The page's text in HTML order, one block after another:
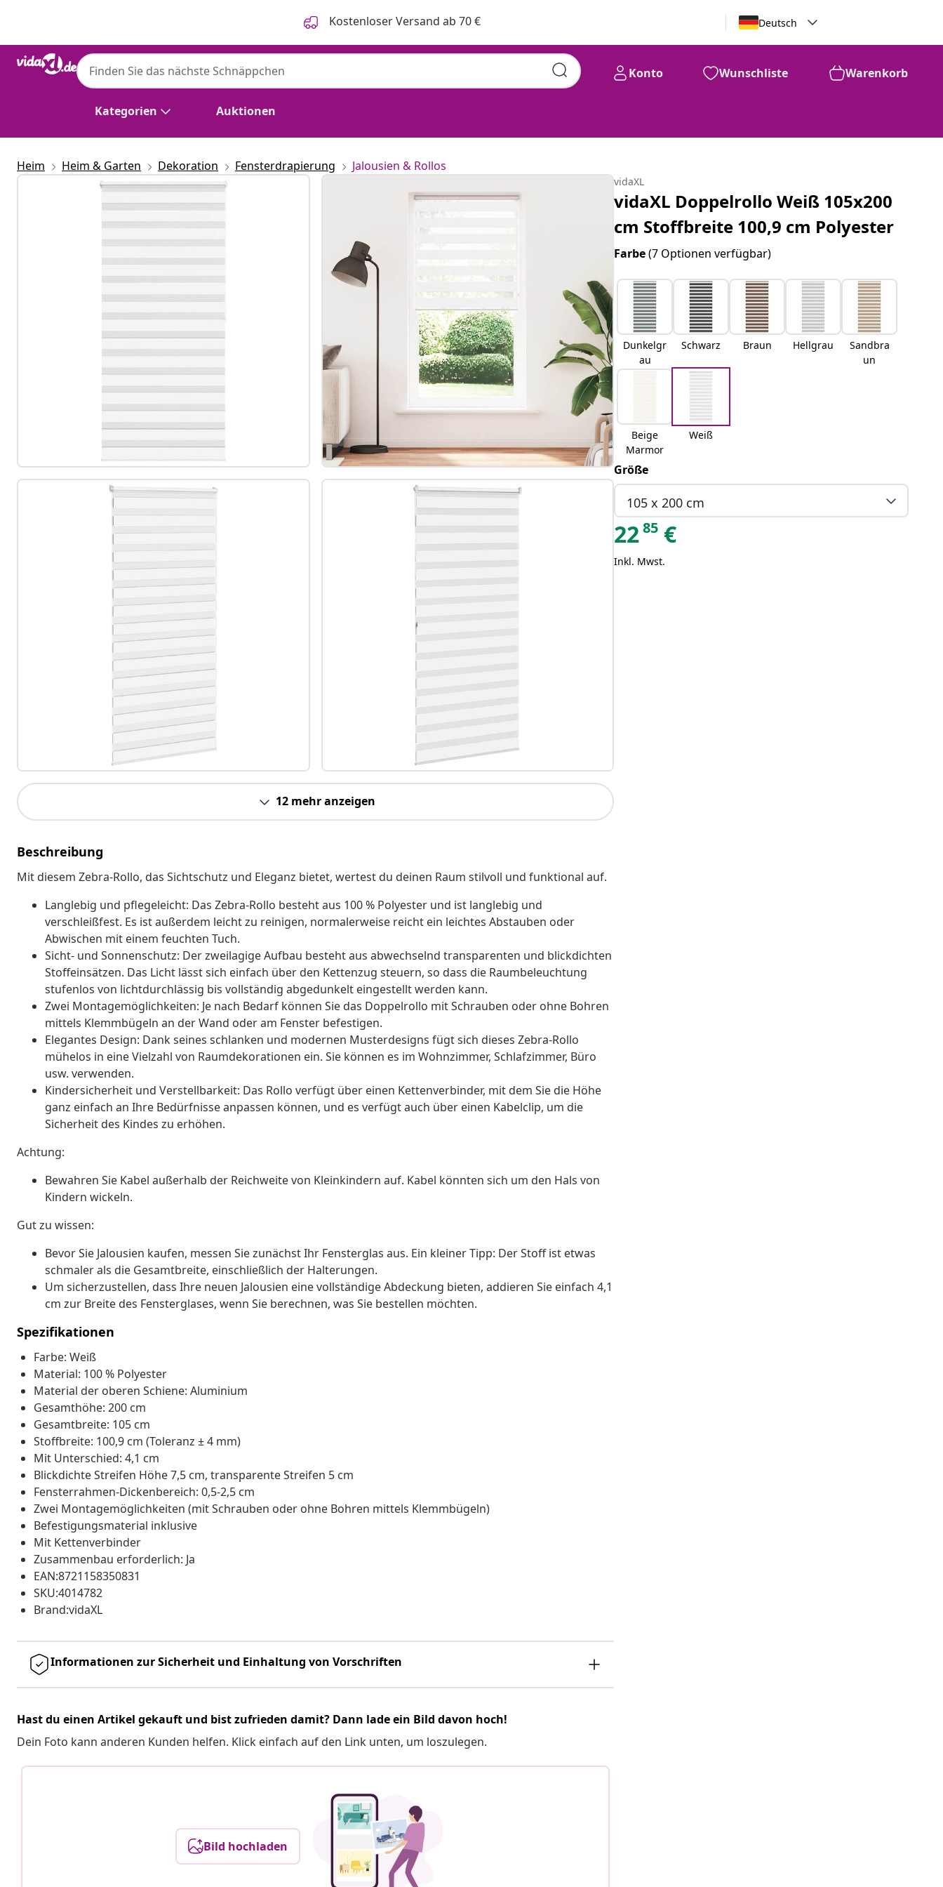
Kostenloser Versand ab 70 € Deutsch
Kategorien Auktionen
Konto Wunschliste Warenkorb
Heim Heim & Garten Dekoration Fensterdrapierung Jalousien & Rollos
12 mehr anzeigen
Beschreibung
Mit diesem Zebra-Rollo, das Sichtschutz und Eleganz bietet, wertest du deinen Raum stilvoll und funktional auf.
Langlebig und pflegeleicht: Das Zebra-Rollo besteht aus 100 % Polyester und ist langlebig und
verschleißfest. Es ist außerdem leicht zu reinigen, normalerweise reicht ein leichtes Abstauben oder
Abwischen mit einem feuchten Tuch.
Sicht- und Sonnenschutz: Der zweilagige Aufbau besteht aus abwechselnd transparenten und blickdichten
Stoffeinsätzen. Das Licht lässt sich einfach über den Kettenzug steuern, so dass die Raumbeleuchtung
stufenlos von lichtdurchlässig bis vollständig abgedunkelt eingestellt werden kann.
Zwei Montagemöglichkeiten: Je nach Bedarf können Sie das Doppelrollo mit Schrauben oder ohne Bohren
mittels Klemmbügeln an der Wand oder am Fenster befestigen.
Elegantes Design: Dank seines schlanken und modernen Musterdesigns fügt sich dieses Zebra-Rollo
mühelos in eine Vielzahl von Raumdekorationen ein. Sie können es im Wohnzimmer, Schlafzimmer, Büro
usw. verwenden.
Kindersicherheit und Verstellbarkeit: Das Rollo verfügt über einen Kettenverbinder, mit dem Sie die Höhe
ganz einfach an Ihre Bedürfnisse anpassen können, und es verfügt auch über einen Kabelclip, um die
Sicherheit des Kindes zu erhöhen.
Achtung:
Bewahren Sie Kabel außerhalb der Reichweite von Kleinkindern auf. Kabel könnten sich um den Hals von
Kindern wickeln.
Gut zu wissen:
Bevor Sie Jalousien kaufen, messen Sie zunächst Ihr Fensterglas aus. Ein kleiner Tipp: Der Stoff ist etwas
schmaler als die Gesamtbreite, einschließlich der Halterungen.
Um sicherzustellen, dass Ihre neuen Jalousien eine vollständige Abdeckung bieten, addieren Sie einfach 4,1
cm zur Breite des Fensterglases, wenn Sie berechnen, was Sie bestellen möchten.
Spezifikationen
Farbe: Weiß
Material: 100 % Polyester
Material der oberen Schiene: Aluminium
Gesamthöhe: 200 cm
Gesamtbreite: 105 cm
Stoffbreite: 100,9 cm (Toleranz ± 4 mm)
Mit Unterschied: 4,1 cm
Blickdichte Streifen Höhe 7,5 cm, transparente Streifen 5 cm
Fensterrahmen-Dickenbereich: 0,5-2,5 cm
Zwei Montagemöglichkeiten (mit Schrauben oder ohne Bohren mittels Klemmbügeln)
Befestigungsmaterial inklusive
Mit Kettenverbinder
Zusammenbau erforderlich: Ja
EAN:8721158350831
SKU:4014782
Brand:vidaXL
Informationen zur Sicherheit und Einhaltung von Vorschriften
Hast du einen Artikel gekauft und bist zufrieden damit? Dann lade ein Bild davon hoch!
Dein Foto kann anderen Kunden helfen. Klick einfach auf den Link unten, um loszulegen.
Bild hochladen
vidaXL
vidaXL Doppelrollo Weiß 105x200
cm Stoffbreite 100,9 cm Polyester
Farbe(7 Optionen verfügbar)
Dunkelgr
au
Schwarz Braun Hellgrau
Sandbra
un
Beige
Marmor
Weiß
Größe
105 x 200 cm
2285 €
Inkl. Mwst.